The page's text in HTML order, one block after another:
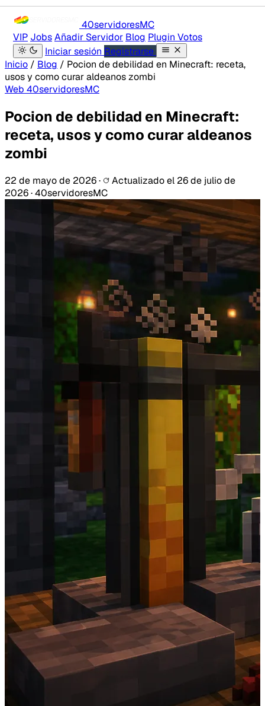
40servidoresMC
VIP JobsAñadir Servidor Blog Plugin Votos
Iniciar sesión Registrarse
Inicio / Blog / Pocion de debilidad en Minecraft: receta,
usos y como curar aldeanos zombi
Web 40servidoresMC
Pocion de debilidad en Minecraft:
receta, usos y como curar aldeanos
zombi
22 de mayo de 2026· Actualizado el 26 de julio de
2026·40servidoresMC